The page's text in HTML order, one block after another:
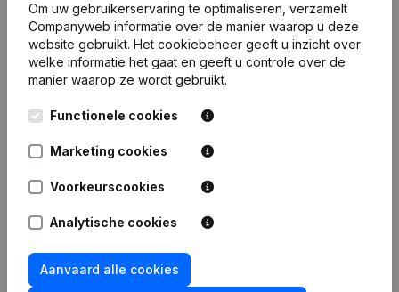
Personeel 1,2 2,3 2,1
Publicaties van Keurhespen JTB
Publicatie
Ontslagnemingen - Benoemingen
Om uw gebruikerservaring te optimaliseren, verzamelt
Companyweb informatie over de manier waarop u deze
website gebruikt. Het cookiebeheer geeft u inzicht over
welke informatie het gaat en geeft u controle over de
manier waarop ze wordt gebruikt.
Functionele cookies
Marketing cookies
Voorkeurscookies
Analytische cookies
Aanvaard alle cookies